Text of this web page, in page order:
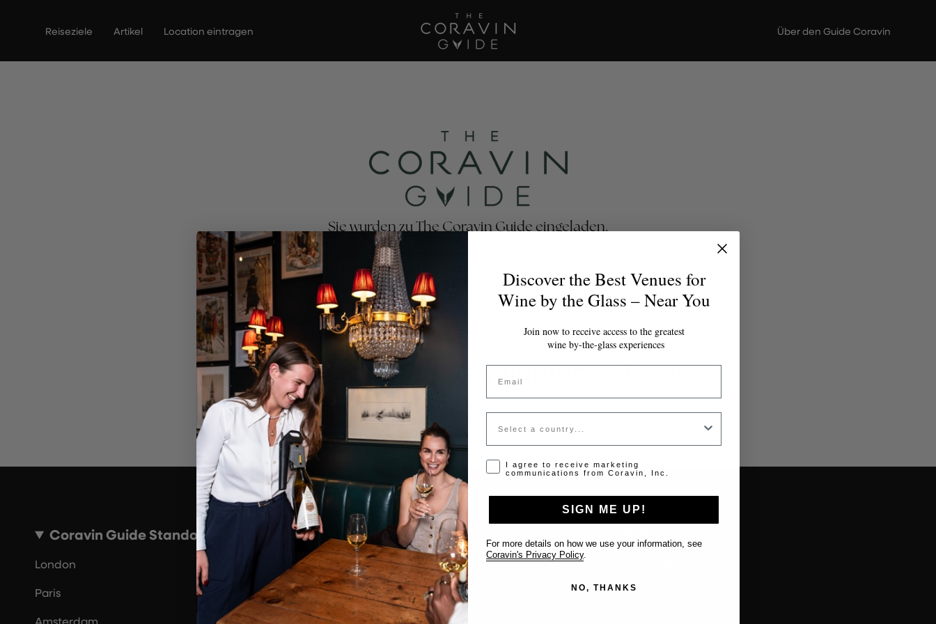
Reiseziele Artikel Location eintragen Über den Guide Coravin
Sie wurden zu The Coravin Guide eingeladen.
The Coravin Guide präsentiert Weinprogramme mit Ausschank im Glas in
Restaurants, Bars, Hotels und Privatclubs, die die Vielfalt und
Entdeckung von Wein zelebrieren – damit Weinliebhaber für jeden
Anlass das perfekte Glas finden.
~10 MINUTENIHRE EINGABEN WERDEN AUTOMATISCH GESPEICHERT.
Ungültiges oder abgelaufenes Token
Bitte kontaktieren Sie den Administrator für ein gültiges Token.
Coravin Guide Standorte
London
Paris
Amsterdam
Support
Kontakt
Location eintragen
FAQ
Über Coravin Guide
Discover the Best Venues for
Wine by the Glass – Near You
Join now to receive access to the greatest
wine by-the-glass experiences
Email
Country
Opt-in disclaimer
I agree to receive marketing
communications from Coravin, Inc.
SIGN ME UP!
For more details on how we use your information, see
Coravin's Privacy Policy
NO, THANKS